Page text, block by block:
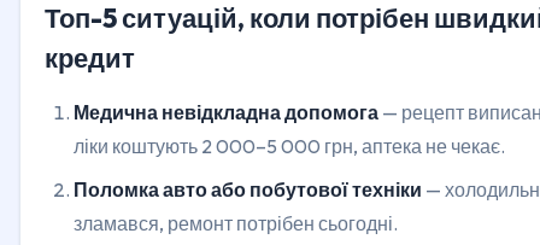
Топ-5 ситуацій, коли потрібен
кредит
Медична невідкладна допомога — рецепт
ліки коштують 2 000–5 000 грн, аптека не чекає.
Поломка авто або побутової техніки —
зламався, ремонт потрібен сьогодні.